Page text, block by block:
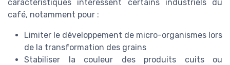
caractéristiques intéressent certains industriels du
café, notamment pour :
Limiter le développement de micro-organismes lors
de la transformation des grains
Stabiliser la couleur des produits cuits ou